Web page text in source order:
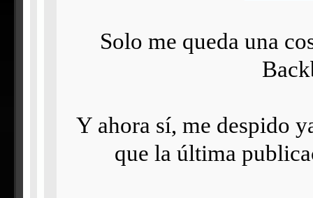
Solo me queda una
Y ahora sí, me despido
que la última